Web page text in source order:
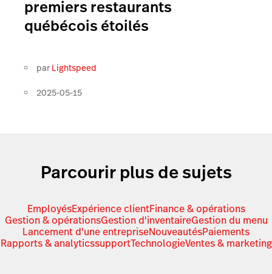
premiers restaurants
québécois étoilés
par Lightspeed
2025-05-15
Parcourir plus de sujets
EmployésExpérience clientFinance & opérations
Gestion & opérationsGestion d'inventaireGestion du menu
Lancement d'une entrepriseNouveautésPaiements
Rapports & analyticssupportTechnologieVentes & marketing